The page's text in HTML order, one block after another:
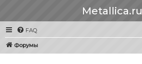
Metallica.ru
FAQ
Форумы